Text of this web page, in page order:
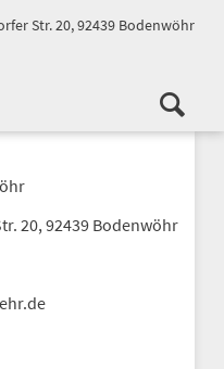
Str. 20, 92439 Bodenwöhr
20, 92439 Bodenwöhr